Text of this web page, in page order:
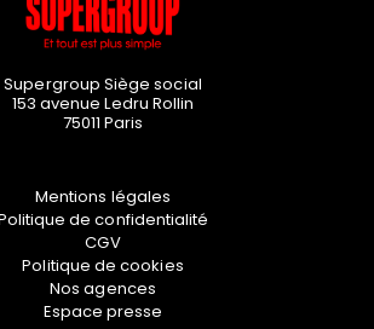
Supergroup Siège social
153 avenue Ledru Rollin
75011 Paris
Mentions légales
de confidentialité
CGV
Politique de cookies
Nos agences
Espace presse